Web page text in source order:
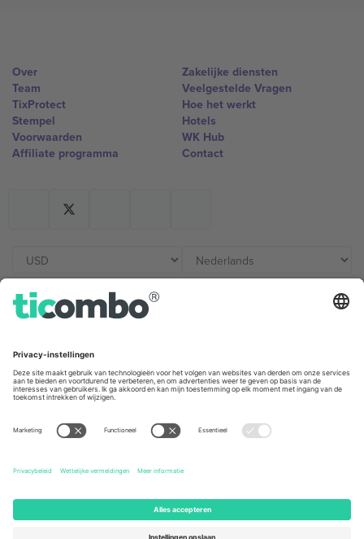
Over
Team
TixProtect
Stempel
Voorwaarden
Affiliate programma
Zakelijke diensten
Veelgestelde Vragen
Hoe het werkt
Hotels
WK Hub
Contact
Kantoren en ondersteuning
Germany
Unter den Linden 24, 10117
Berlin, Germany
167 City Road, London, Greater
London, EC1V 1AW, United
131 Continental Dr, Suite 305,
States